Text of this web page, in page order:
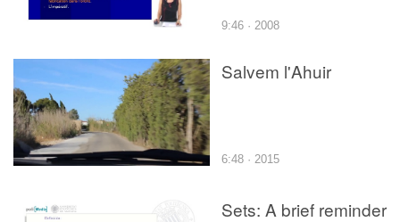
9:46 · 2008
Salvem l'Ahuir
6:48 · 2015
Sets: A brief reminder